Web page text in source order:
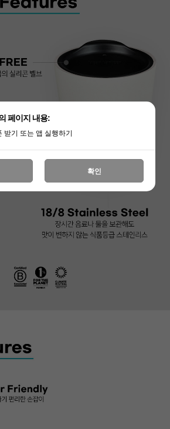
페이지 내용:
기 또는 앱 실행하기
확인